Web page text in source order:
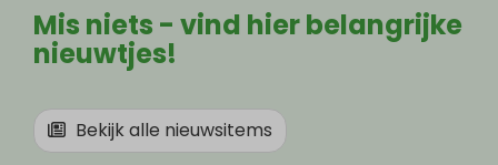
Mis niets - vind hier belangrijke
nieuwtjes!
Bekijk alle nieuwsitems